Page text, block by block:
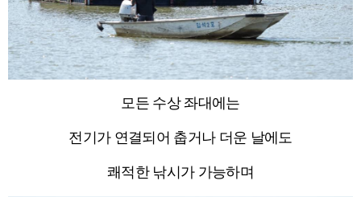
모든 수상 좌대에는
전기가 연결되어 춥거나 더운 날에도
쾌적한 낚시가 가능하며